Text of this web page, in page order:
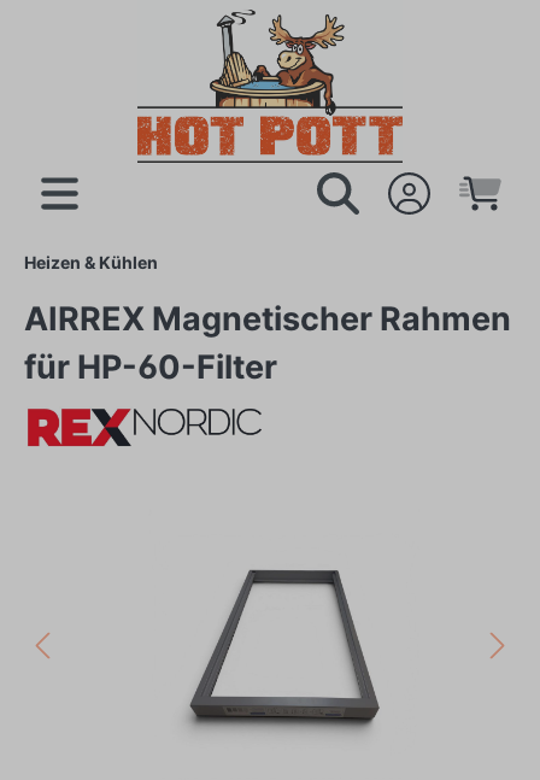
Heizen & Kühlen
AIRREX Magnetischer Rahmen
für HP-60-Filter